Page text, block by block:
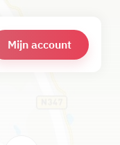
Mijn account